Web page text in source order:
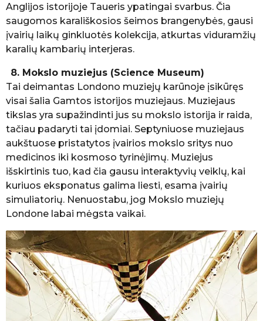
Anglijos istorijoje Taueris ypatingai svarbus. Čia
saugomos karališkosios šeimos brangenybės, gausi
įvairių laikų ginkluotės kolekcija, atkurtas viduramžių
karalių kambarių interjeras.
8. Mokslo muziejus (Science Museum)
Tai deimantas Londono muziejų karūnoje įsikūręs
visai šalia Gamtos istorijos muziejaus. Muziejaus
tikslas yra supažindinti jus su mokslo istorija ir raida,
tačiau padaryti tai įdomiai. Septyniuose muziejaus
aukštuose pristatytos įvairios mokslo sritys nuo
medicinos iki kosmoso tyrinėjimų. Muziejus
išskirtinis tuo, kad čia gausu interaktyvių veiklų, kai
kuriuos eksponatus galima liesti, esama įvairių
simuliatorių. Nenuostabu, jog Mokslo muziejų
Londone labai mėgsta vaikai.